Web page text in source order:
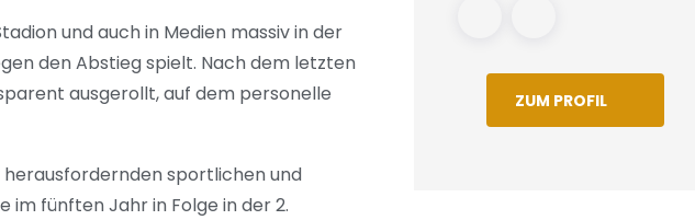
und auch in Medien massiv in der
den Abstieg spielt. Nach dem letzten
ausgerollt, auf dem personelle
herausfordernden sportlichen und
fünften Jahr in Folge in der 2.
ZUM PROFIL